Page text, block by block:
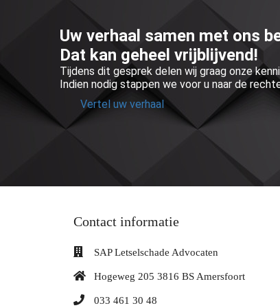
Uw verhaal samen met ons
Dat kan geheel vrijblijvend!
Tijdens dit gesprek delen wij graag onze
Indien nodig stappen we voor u naar de
Vertel uw verhaal
Contact informatie
SAP Letselschade Advocaten
Hogeweg 205 3816 BS Amersfoort
033 461 30 48